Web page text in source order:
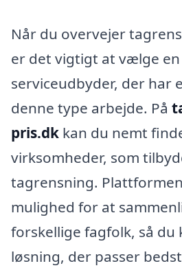
Når du overvejer
er det vigtigt at vælge
serviceudbyder, der har
denne type arbejde. På
pris.dk kan du nemt
virksomheder, som
tagrensning.
mulighed for at
forskellige fagfolk, så du
løsning, der passer